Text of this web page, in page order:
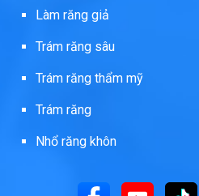
Làm răng giả
Trám răng sâu
Trám răng thẩm mỹ
Trám răng
Nhổ răng khôn